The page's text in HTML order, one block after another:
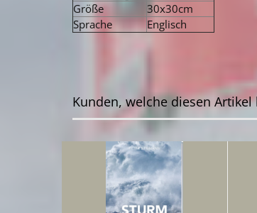
Größe
30x30cm
Sprache
Englisch
Kunden, welche diesen